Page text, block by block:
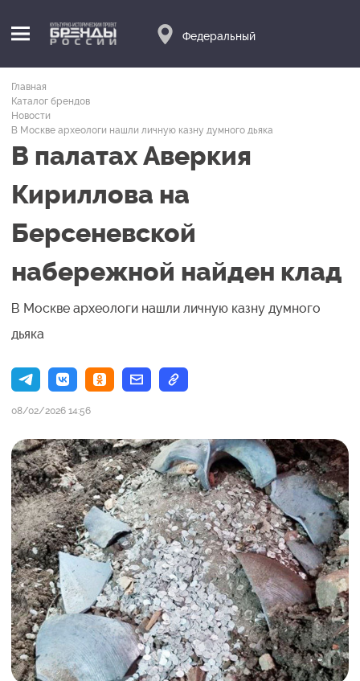
Федеральный
Главная
Каталог брендов
Новости
В Москве археологи нашли личную казну думного дьяка
В палатах Аверкия
Кириллова на
Берсеневской
набережной найден клад
В Москве археологи нашли личную казну думного
дьяка
08/02/2026 14:56